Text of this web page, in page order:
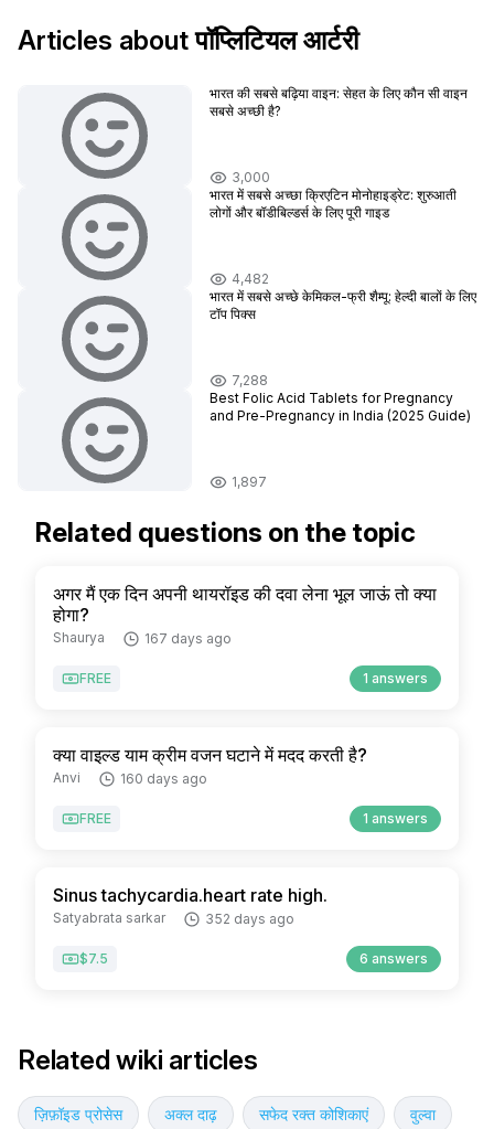
Articles about पॉप्लिटियल आर्टरी
भारत की सबसे बढ़िया वाइन: सेहत के लिए कौन सी वाइन
सबसे अच्छी है?
3,000
भारत में सबसे अच्छा क्रिएटिन मोनोहाइड्रेट: शुरुआती
लोगों और बॉडीबिल्डर्स के लिए पूरी गाइड
4,482
भारत में सबसे अच्छे केमिकल-फ्री शैम्पू: हेल्दी बालों के लिए
टॉप पिक्स
7,288
Best Folic Acid Tablets for Pregnancy
and Pre-Pregnancy in India (2025 Guide)
1,897
Related questions on the topic
अगर मैं एक दिन अपनी थायरॉइड की दवा लेना भूल जाऊं तो क्या
होगा?
Shaurya 167 days ago
FREE 1 answers
क्या वाइल्ड याम क्रीम वजन घटाने में मदद करती है?
Anvi 160 days ago
FREE 1 answers
Sinus tachycardia.heart rate high.
Satyabrata sarkar 352 days ago
$7.5 6 answers
Related wiki articles
ज़िफ़ॉइड प्रोसेस अक्ल दाढ़ सफेद रक्त कोशिकाएं वुल्वा